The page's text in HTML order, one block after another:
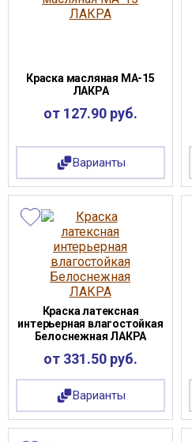
Краска масляная МА-15
ЛАКРА
от 127.90 руб.
Варианты
Краска латексная
интерьерная влагостойкая
Белоснежная ЛАКРА
от 331.50 руб.
Варианты